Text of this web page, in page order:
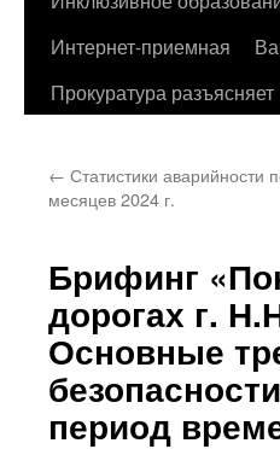
Интернет-приемная
Прокуратура разъясняет
← Статистики аварийности
месяцев 2024 г.
Брифинг
дорогах г.
Основные
период